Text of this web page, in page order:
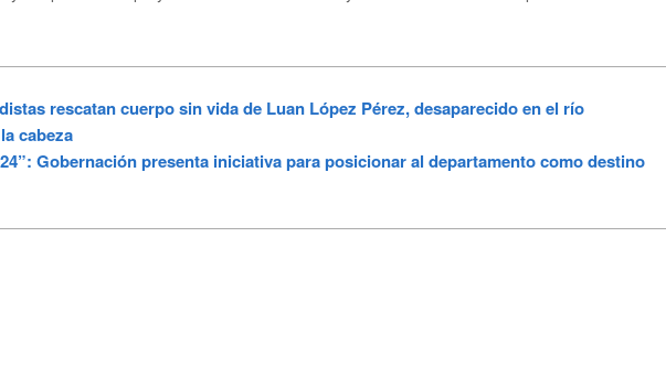
rescatan cuerpo sin vida de Luan López Pérez, desaparecido en el río
cabeza
Gobernación presenta iniciativa para posicionar al departamento como destino